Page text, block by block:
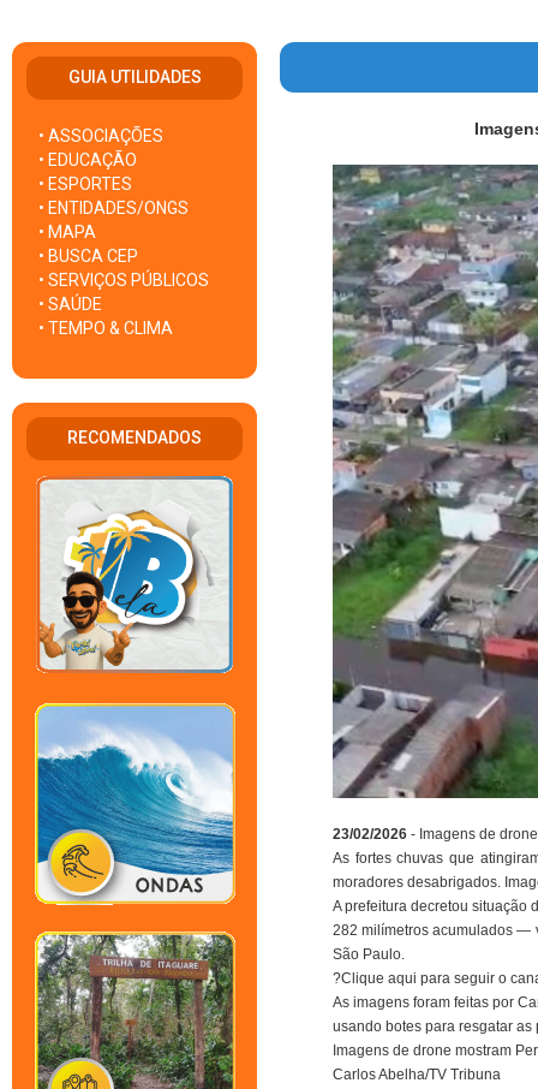
GUIA UTILIDADES
• ASSOCIAÇÕES
• EDUCAÇÃO
• ESPORTES
• ENTIDADES/ONGS
• MAPA
• BUSCA CEP
• SERVIÇOS PÚBLICOS
• SAÚDE
• TEMPO & CLIMA
RECOMENDADOS
23/02/2026 - Imagens de
As fortes chuvas que
moradores desabrigados.
A prefeitura decretou situação
282 milímetros acumulados —
São Paulo.
?Clique aqui para seguir o
As imagens foram feitas por
usando botes para resgatar
Imagens de drone mostram
Carlos Abelha/TV Tribuna